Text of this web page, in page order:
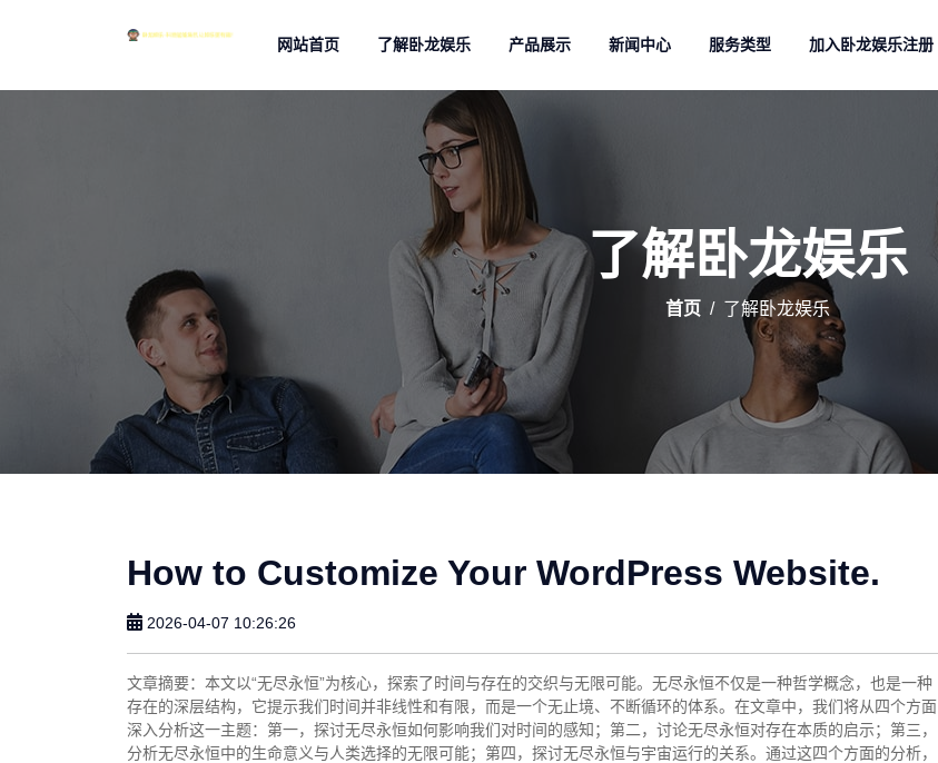
网站首页 了解卧龙娱乐 产品展示 新闻中心 服务类型 加入卧龙娱乐注册
了解卧龙娱乐
首页 了解卧龙娱乐
How to Customize Your WordPress Website.
2026-04-07 10:26:26
文章摘要：本文以“无尽永恒”为核心，探索了时间与存在的交织与无限可能。无尽永恒不仅是一种哲学概念，也是一种
存在的深层结构，它提示我们时间并非线性和有限，而是一个无止境、不断循环的体系。在文章中，我们将从四个方面
深入分析这一主题：第一，探讨无尽永恒如何影响我们对时间的感知；第二，讨论无尽永恒对存在本质的启示；第三，
分析无尽永恒中的生命意义与人类选择的无限可能；第四，探讨无尽永恒与宇宙运行的关系。通过这四个方面的分析，